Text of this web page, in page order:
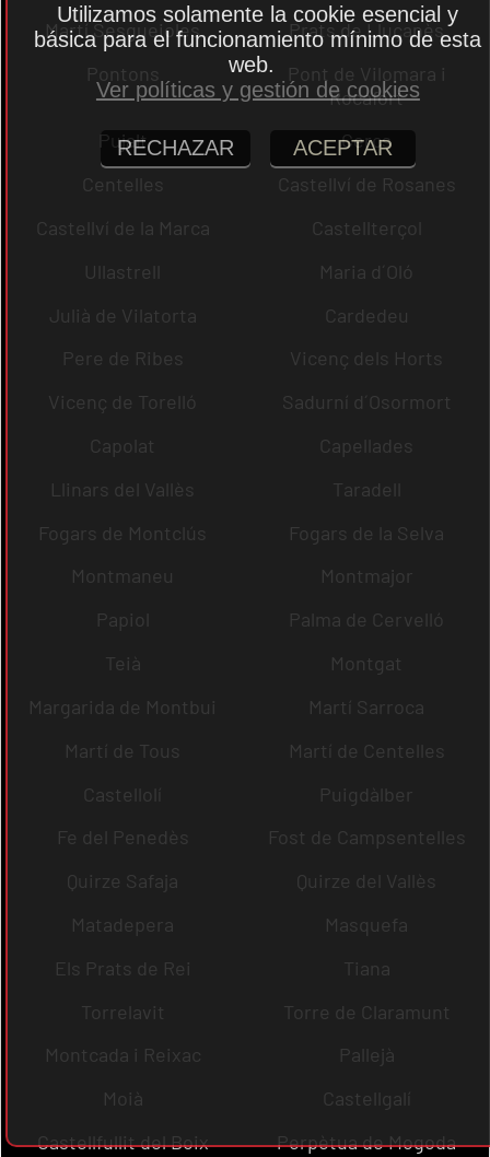
Martí Sesgueioles
Prats de Lluçanès
Pontons
Pont de Vilomara i
Rocafort
Pujalt
Cercs
Centelles
Castellví de Rosanes
Castellví de la Marca
Castellterçol
Ullastrell
Maria d´Oló
Julià de Vilatorta
Cardedeu
Pere de Ribes
Vicenç dels Horts
Vicenç de Torelló
Sadurní d´Osormort
Capolat
Capellades
Llinars del Vallès
Taradell
Fogars de Montclús
Fogars de la Selva
Montmaneu
Montmajor
Papiol
Palma de Cervelló
Teià
Montgat
Margarida de Montbui
Martí Sarroca
Martí de Tous
Martí de Centelles
Castellolí
Puigdàlber
Fe del Penedès
Fost de Campsentelles
Quirze Safaja
Quirze del Vallès
Matadepera
Masquefa
Els Prats de Rei
Tiana
Torrelavit
Torre de Claramunt
Montcada i Reixac
Pallejà
Moià
Castellgalí
Castellfullit del Boix
Perpètua de Mogoda
Utilizamos solamente la cookie esencial y
básica para el funcionamiento mínimo de esta
web.
Ver políticas y gestión de cookies
RECHAZAR ACEPTAR